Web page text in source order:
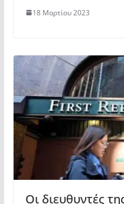
18 Μαρτίου 2023
Οι διευθυντές